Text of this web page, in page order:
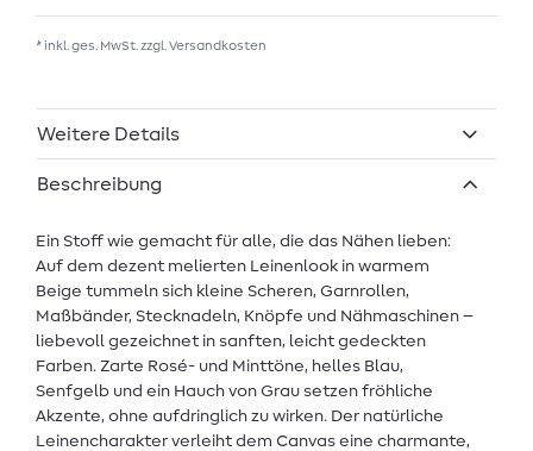
* inkl. ges. MwSt. zzgl.Versandkosten
Weitere Details
Beschreibung
Ein Stoff wie gemacht für alle, die das Nähen lieben:
Auf dem dezent melierten Leinenlook in warmem
Beige tummeln sich kleine Scheren, Garnrollen,
Maßbänder, Stecknadeln, Knöpfe und Nähmaschinen –
liebevoll gezeichnet in sanften, leicht gedeckten
Farben. Zarte Rosé- und Minttöne, helles Blau,
Senfgelb und ein Hauch von Grau setzen fröhliche
Akzente, ohne aufdringlich zu wirken. Der natürliche
Leinencharakter verleiht dem Canvas eine charmante,